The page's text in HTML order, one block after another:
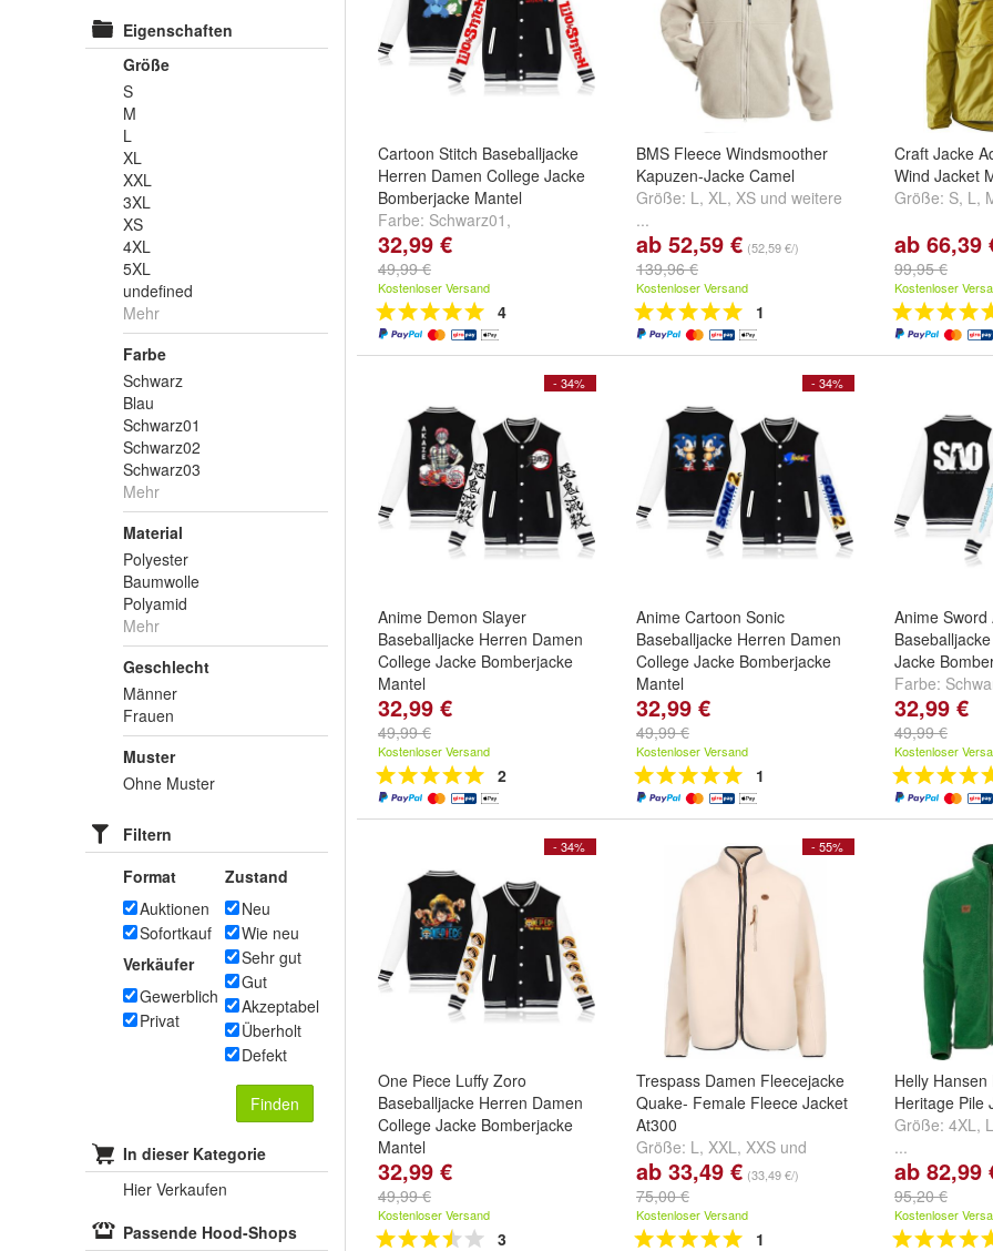
Eigenschaften
Größe
S
M
L
XL
XXL
3XL
XS
4XL
5XL
undefined
Mehr
Farbe
Schwarz
Blau
Schwarz01
Schwarz02
Schwarz03
Mehr
Material
Polyester
Baumwolle
Polyamid
Mehr
Geschlecht
Männer
Frauen
Muster
Ohne Muster
Filtern
Format
Auktionen
Sofortkauf
Verkäufer
Gewerblich
Privat
Zustand
Neu
Wie neu
Sehr gut
Gut
Akzeptabel
Überholt
Defekt
Finden
In dieser Kategorie
Hier Verkaufen
Passende Hood-Shops
Cartoon Stitch Baseballjacke
Herren Damen College Jacke
Bomberjacke Mantel
Farbe: Schwarz01 ,
Schwarz02
weitere ...
32,99 €
49,99 €
Kostenloser Versand
4
BMS Fleece Windsmoother
Kapuzen-Jacke Camel
Größe: L, XL, XS und weitere
...
ab 52,59 € (52,59 €/)
139,96 €
Kostenloser Versand
1
Craft Jacke
Wind Jacket
Größe: S, L,
ab 66,39
99,95 €
Kostenloser
- 34%
Anime Demon Slayer
Baseballjacke Herren Damen
College Jacke Bomberjacke
Mantel
Farbe:Schwarz01
Schwarz02
weitere ...
32,99 €
49,99 €
Kostenloser Versand
2
- 34%
Anime Cartoon Sonic
Baseballjacke Herren Damen
College Jacke Bomberjacke
Mantel
Farbe:Schwarz01
Schwarz02
weitere ...
32,99 €
49,99 €
Kostenloser Versand
1
Anime Sword
Jacke
Farbe:
Schwarz02
weitere ...
32,99 €
49,99 €
Kostenloser
- 34%
One Piece Luffy Zoro
Baseballjacke Herren Damen
College Jacke Bomberjacke
Mantel
Farbe:Schwarz01
Schwarz02
weitere ...
32,99 €
49,99 €
Kostenloser Versand
3
- 55%
Trespass Damen Fleecejacke
Quake- Female Fleece Jacket
At300
Größe: L, XXL, XXS und
weitere ...
ab 33,49 € (33,49 €/)
75,00 €
Kostenloser Versand
1
Helly
Heritage Pile
Größe: 4XL, L
...
ab 82,99
95,20 €
Kostenloser